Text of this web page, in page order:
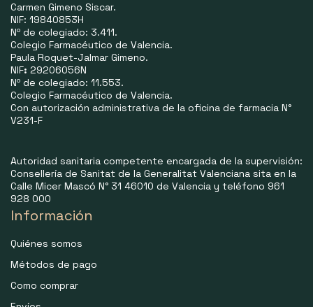
Carmen Gimeno Siscar.
NIF: 19840853H
Nº de colegiado: 3.411.
Colegio Farmacéutico de Valencia.
Paula Roquet-Jalmar Gimeno.
NIF: 29206056N
Nº de colegiado: 11.553.
Colegio Farmacéutico de Valencia.
Con autorización administrativa de la oficina de farmacia N°
V231-F
Autoridad sanitaria competente encargada de la supervisión:
Consellería de Sanitat de la Generalitat Valenciana sita en la
Calle Micer Mascó N° 31 46010 de Valencia y teléfono 961
928 000
Información
Quiénes somos
Métodos de pago
Como comprar